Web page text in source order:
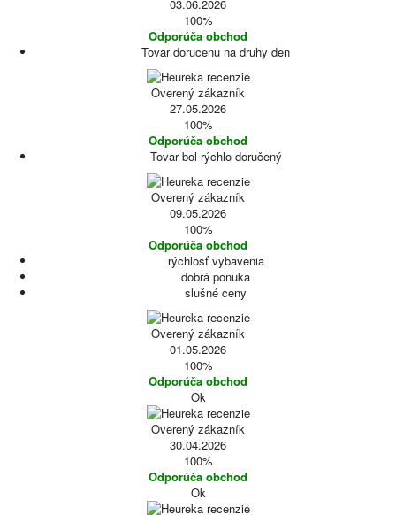
03.06.2026
100%
Odporúča obchod
Tovar dorucenu na druhy den
Overený zákazník
27.05.2026
100%
Odporúča obchod
Tovar bol rýchlo doručený
Overený zákazník
09.05.2026
100%
Odporúča obchod
rýchlosť vybavenia
dobrá ponuka
slušné ceny
Overený zákazník
01.05.2026
100%
Odporúča obchod
Ok
Overený zákazník
30.04.2026
100%
Odporúča obchod
Ok